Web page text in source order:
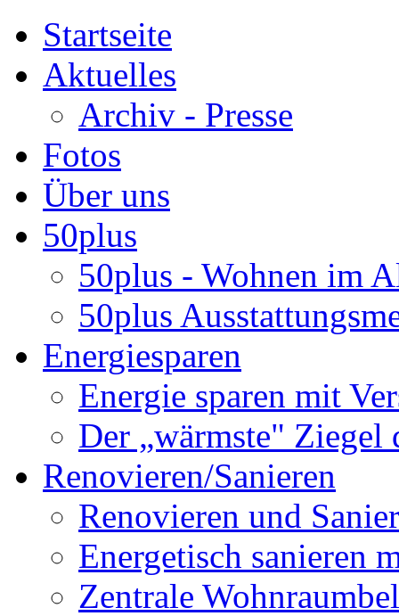
Startseite
Aktuelles
Archiv - Presse
Fotos
Über uns
50plus
50plus - Wohnen im
50plus
Energiesparen
Energie sparen mit
Der „wärmste" Ziegel
Renovieren/Sanieren
Renovieren und
Energetisch sanieren
Zentrale